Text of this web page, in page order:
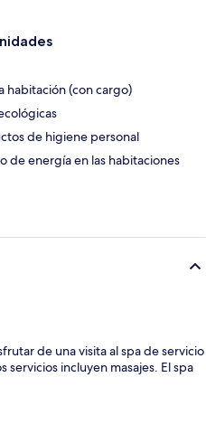
habitación (con cargo)
de higiene personal
de energía en las habitaciones
de una visita al spa de servicio
incluyen masajes. El spa